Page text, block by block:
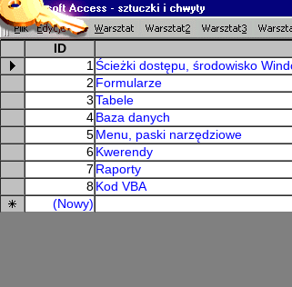
ID
1 Ścieżki dostępu, środowisko
2 Formularze
3Tabele
4Baza danych
5Menu, paski narzędziowe
6Kwerendy
7 Raporty
8Kod VBA
(Nowy)